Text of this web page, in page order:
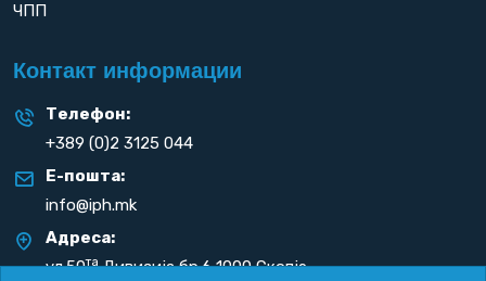
ЧПП
Контакт информации
Телефон:
+389 (0)2 3125 044
Е-пошта:
info@iph.mk
Адреса:
ул.50таДивизија бр.6 1000 Скопје